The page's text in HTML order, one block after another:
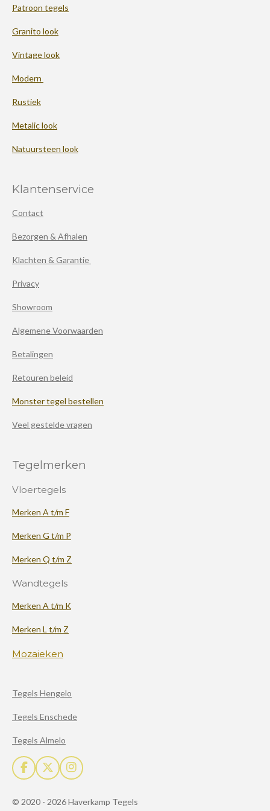
Patroon tegels
Granito look
Vintage look
Modern
Rustiek
Metalic look
Natuursteen look
Klantenservice
Contact
Bezorgen & Afhalen
Klachten & Garantie
Privacy
Showroom
Algemene Voorwaarden
Betalingen
Retouren beleid
Monster tegel bestellen
Veel gestelde vragen
Tegelmerken
Vloertegels
Merken A t/m F
Merken G t/m P
Merken Q t/m Z
Wandtegels
Merken A t/m K
Merken L t/m Z
Mozaieken
Tegels Hengelo
Tegels Enschede
Tegels Almelo
F
a
e
X
I
n
t
© 2020 - 2026 Haverkamp Tegels